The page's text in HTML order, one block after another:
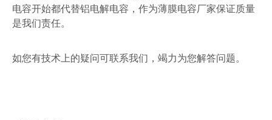
电容开始都代替铝电解电容，作为薄膜电容厂家保证质量
是我们责任。
如您有技术上的疑问可联系我们，竭力为您解答问题。